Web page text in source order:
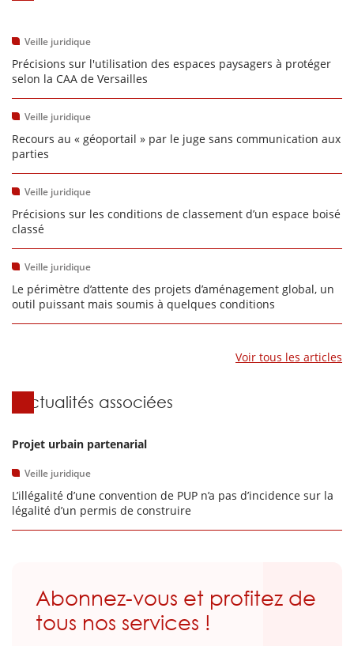
Veille juridique
Précisions sur l'utilisation des espaces paysagers à protéger
selon la CAA de Versailles
Veille juridique
Recours au « géoportail » par le juge sans communication aux
parties
Veille juridique
Précisions sur les conditions de classement d’un espace boisé
classé
Veille juridique
Le périmètre d’attente des projets d’aménagement global, un
outil puissant mais soumis à quelques conditions
Voir tous les articles
Actualités associées
Projet urbain partenarial
Veille juridique
L’illégalité d’une convention de PUP n’a pas d’incidence sur la
légalité d’un permis de construire
Abonnez-vous et profitez de
tous nos services !